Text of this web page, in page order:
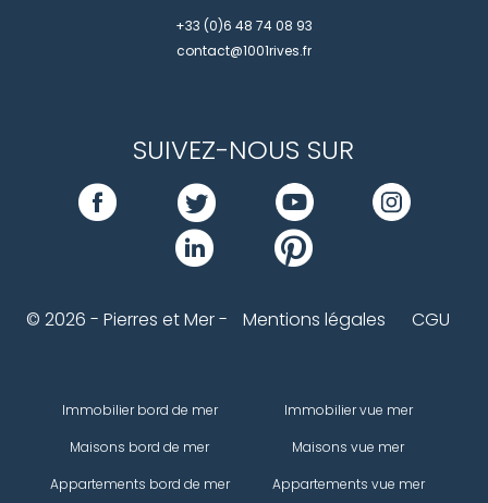
+33 (0)6 48 74 08 93
contact@1001rives.fr
SUIVEZ-NOUS SUR
© 2026 - Pierres et Mer - Mentions légales CGU
Immobilier bord de mer
Maisons bord de mer
Appartements bord de mer
Immobilier vue mer
Maisons vue mer
Appartements vue mer